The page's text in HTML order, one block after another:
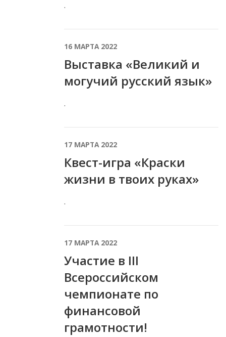
.
16 МАРТА 2022
Выставка «Великий и
могучий русский язык»
.
17 МАРТА 2022
Квест-игра «Краски
жизни в твоих руках»
.
17 МАРТА 2022
Участие в III
Всероссийском
чемпионате по
финансовой
грамотности!